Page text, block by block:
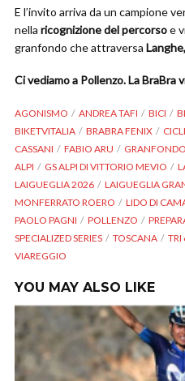
E l’invito arriva da un campione
nella ricognizione del percorsoe
granfondo che attraversa
Ci vediamo a Pollenzo. La BraBra
AGONISMO ANDREA TAFI BICI
BIKETVITALIA
BRABRA FENIX
CASSANI
FABIO ARU GRANFONDO
ALPI
GS ALPI DI VITTORIO MEVIO
LAIGUEGLIA 2026
LAIGUEGLIA
MONFERRATO ROERO
LIDO DI
PAOLO PAGNI
POLLENZO
SPECIALIZED SERIES
TOSCANA TRI
VIAREGGIO
YOU MAY ALSO LIKE